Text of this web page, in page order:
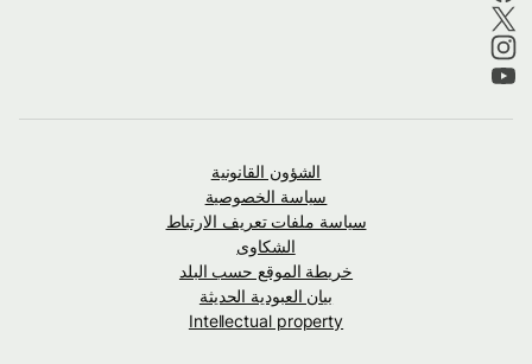
الشؤون القانونية
سياسة الخصوصية
سياسة ملفات تعريف الارتباط
الشكاوى
خريطة الموقع حسب البلد
بيان العبودية الحديثة
Intellectual property